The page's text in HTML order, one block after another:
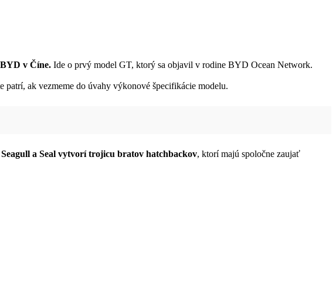
v Číne. Ide o prvý model GT, ktorý sa objavil v rodine BYD Ocean Network.
ak vezmeme do úvahy výkonové špecifikácie modelu.
a Seal vytvorí trojicu bratov hatchbackov, ktorí majú spoločne zaujať